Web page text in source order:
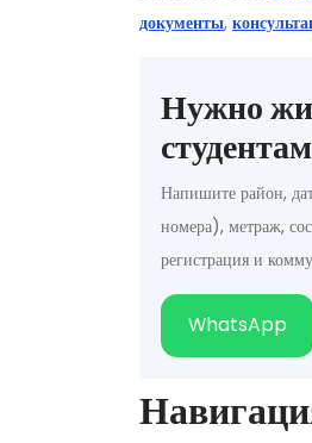
документы,
Нужно
Напишите район,
номера), метраж,
регистрация и
WhatsApp